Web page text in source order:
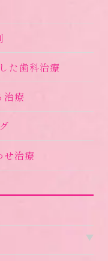
た歯科治療
治療
せ治療